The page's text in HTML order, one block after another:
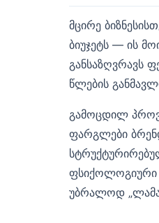
მცირე
ბიუჯეტს — ის
განსაზღვრავს
წლების
გამოცდილ
ფარგლები
ფსიქოლოგიური
უბრალოდ